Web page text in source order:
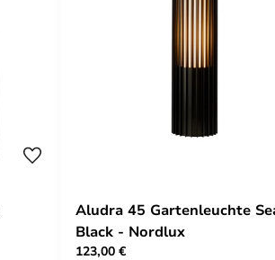
Aludra 45 Gartenleuchte
Black - Nordlux
123,00 €